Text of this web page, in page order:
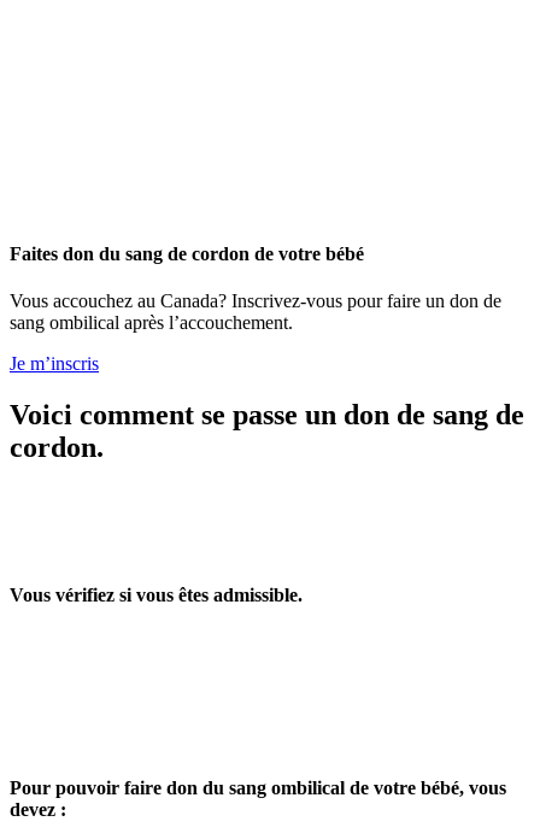
Faites don du sang de cordon de votre bébé
Vous accouchez au Canada? Inscrivez-vous pour faire un don de
sang ombilical après l’accouchement.
Je m’inscris
Voici comment se passe un don de sang de
cordon.
Vous vérifiez si vous êtes admissible.
Pour pouvoir faire don du sang ombilical de votre bébé, vous
devez :